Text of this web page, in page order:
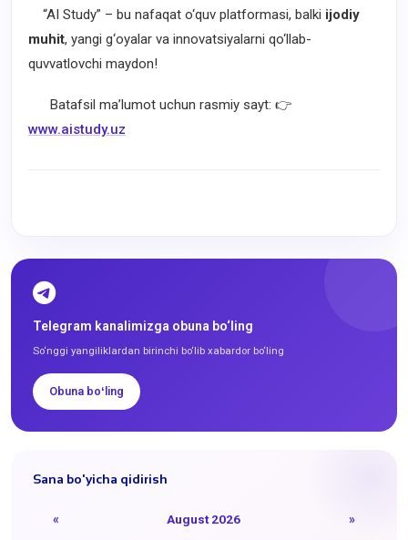
“AI Study” – bu nafaqat o‘quv platformasi, balki ijodiy
muhit, yangi g‘oyalar va innovatsiyalarni qo‘llab-
quvvatlovchi maydon!
Batafsil ma’lumot uchun rasmiy sayt: 👉
www.aistudy.uz
Telegram kanalimizga obuna bo‘ling
So‘nggi yangiliklardan birinchi bo‘lib xabardor bo‘ling
Obuna boʻling
Sana bo'yicha qidirish
« August 2026 »